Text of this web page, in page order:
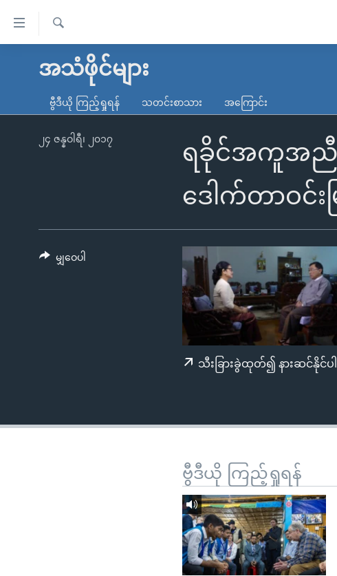
လွယ်ကူ
သည့်
ရန်
မူလစာမျက်နှာ
ကမ္ဘာ့သတင်းများ
နိုင်ငံတကာ
မကြေးမုံရဲ့ အင်္ဂလိပ်စာ
ရေဒီယို
ရေဒီယိုနှင့်ရုပ်သံ အချက်အလက်များ
ရ
အသံဖိုင်များ
ဗွီဒီယို ကြည့်ရှုရန် သတင်းစာသား အကြောင်း
ရခိုင်အကူအညီ
ဒေါက်တာဝင်း
၂၄ ဇန္နဝါရီ၊ ၂၀၁၇
သီးခြားခွဲထုတ်၍ နားဆင်နိုင်
မျှဝေပါ
ဗွီဒီယို ကြည့်ရှုရန်